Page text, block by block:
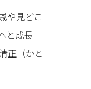
や見どこ
と成長
正（かと